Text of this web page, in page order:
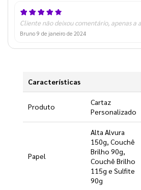
Cliente não deixou comentário, apenas a
Bruno 9 de janeiro de 2024
Características
Produto
Cartaz
Personalizado
Papel
Alta Alvura
150g, Couchê
Brilho 90g,
Couchê Brilho
115g e Sulfite
90g